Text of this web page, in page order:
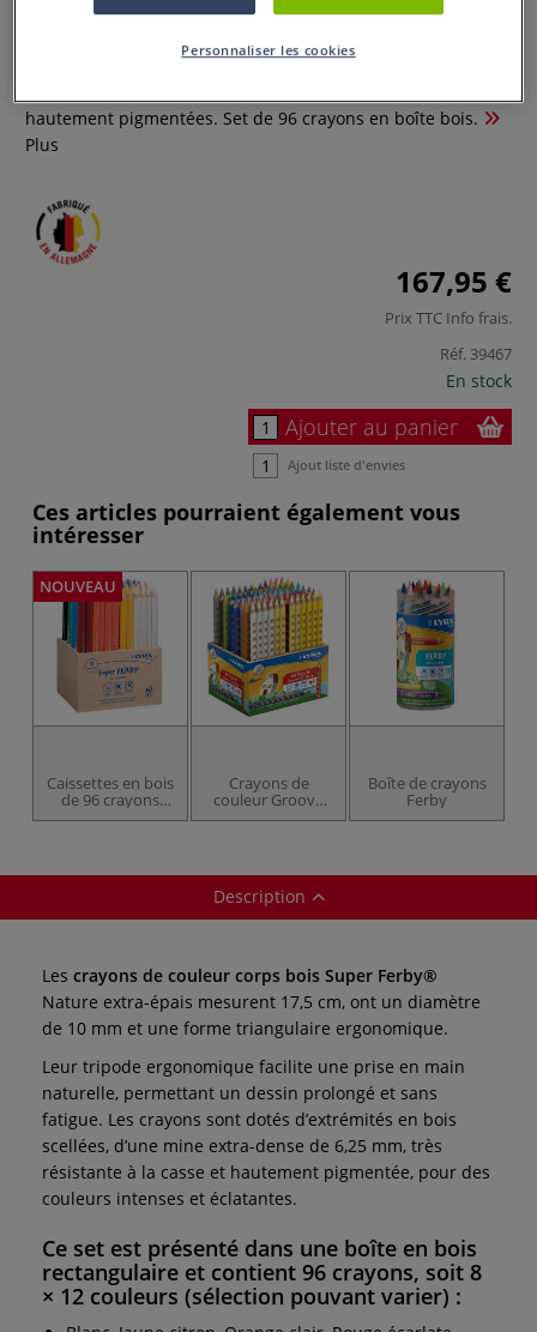
0 Commentaires
Crayons corps bois Super Ferby ® Lyra : extra-épais,
hautement pigmentées. Set de 96 crayons en boîte bois.
Plus
167,95 €
Prix TTC Info frais.
Réf. 39467
En stock
Ajouter au panier
Ajout liste d'envies
Ces articles pourraient également vous
intéresser
NOUVEAU
Caissettes en bois
de 96 crayons
Super Ferby Lyra
Crayons de
couleur Groove
triple Lyra
Boîte de crayons
Ferby
Description
Les crayons de couleur corps bois Super Ferby®
Nature extra-épais mesurent 17,5 cm, ont un diamètre
de 10 mm et une forme triangulaire ergonomique.
Leur tripode ergonomique facilite une prise en main
naturelle, permettant un dessin prolongé et sans
fatigue. Les crayons sont dotés d’extrémités en bois
scellées, d’une mine extra-dense de 6,25 mm, très
résistante à la casse et hautement pigmentée, pour des
couleurs intenses et éclatantes.
Ce set est présenté dans une boîte en bois
rectangulaire et contient 96 crayons, soit 8
× 12 couleurs (sélection pouvant varier) :
Personnaliser les cookies